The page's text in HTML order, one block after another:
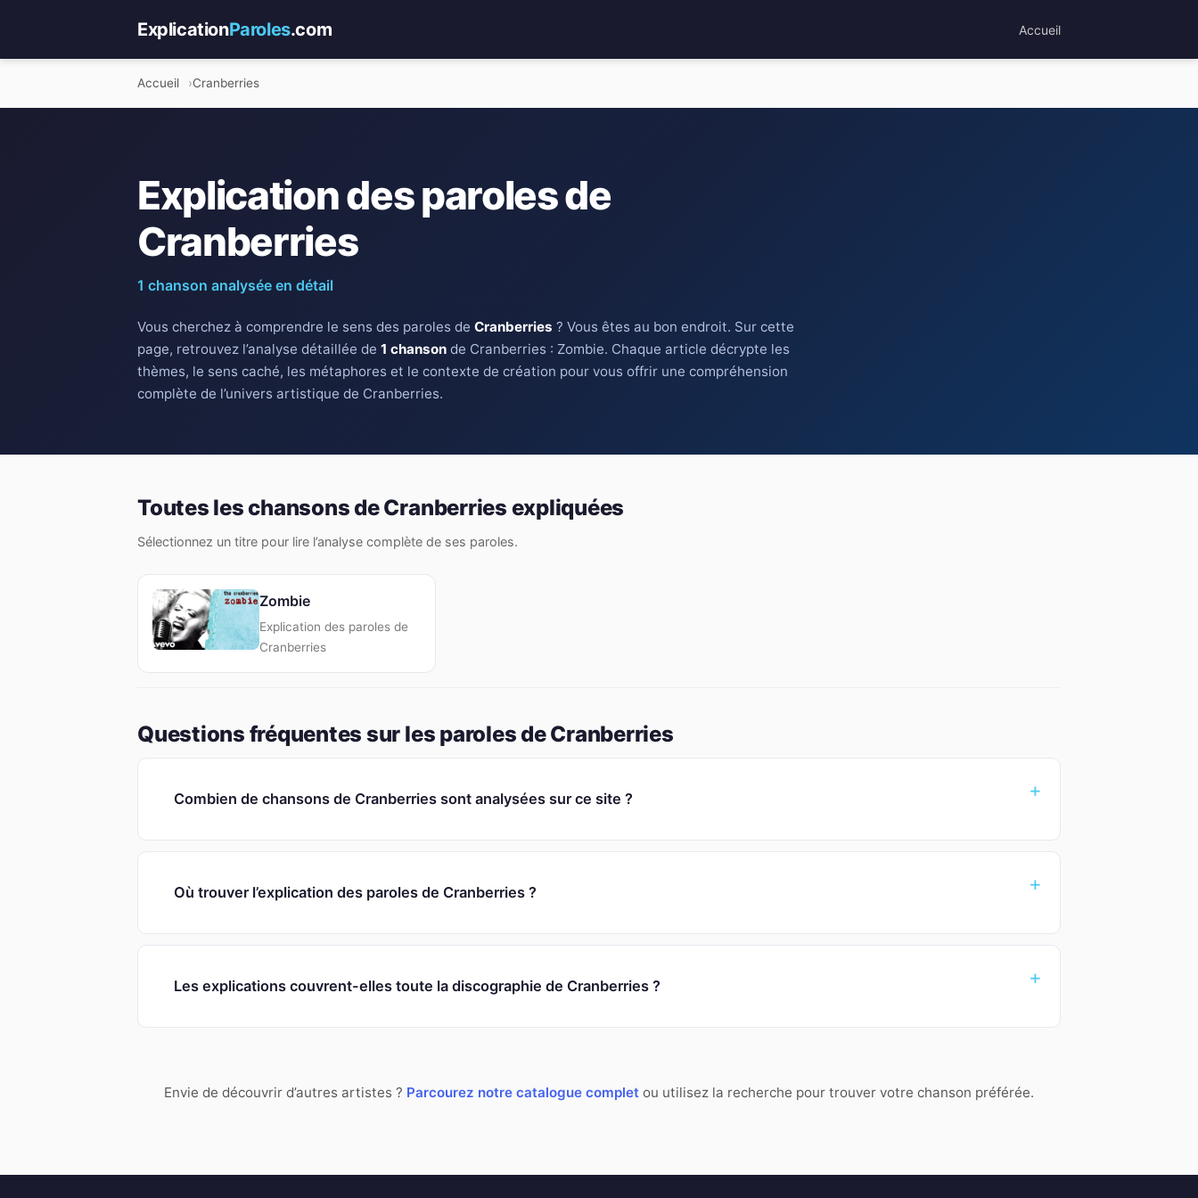
ExplicationParoles.com Accueil
Accueil Cranberries
Explication des paroles de
Cranberries
1 chanson analysée en détail
Vous cherchez à comprendre le sens des paroles de Cranberries ? Vous êtes au bon endroit. Sur cette
page, retrouvez l’analyse détaillée de 1 chanson de Cranberries : Zombie. Chaque article décrypte les
thèmes, le sens caché, les métaphores et le contexte de création pour vous offrir une compréhension
complète de l’univers artistique de Cranberries.
Toutes les chansons de Cranberries expliquées
Sélectionnez un titre pour lire l’analyse complète de ses paroles.
Zombie
Explication des paroles de
Cranberries
Questions fréquentes sur les paroles de Cranberries
Combien de chansons de Cranberries sont analysées sur ce site ?
Où trouver l’explication des paroles de Cranberries ?
Les explications couvrent-elles toute la discographie de Cranberries ?
Envie de découvrir d’autres artistes ? Parcourez notre catalogue complet ou utilisez la recherche pour trouver votre chanson préférée.